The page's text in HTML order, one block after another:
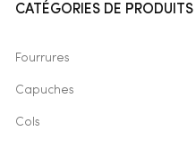
CATÉGORIES DE PRODUITS
Fourrures
Capuches
Cols